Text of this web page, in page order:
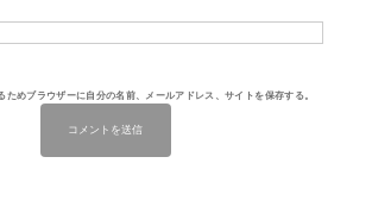
ためブラウザーに自分の名前、メールアドレス、サイトを保存する。